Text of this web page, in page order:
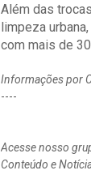
Além das
limpeza
com mais de
Informações por
----
Acesse nosso
Conteúdo e